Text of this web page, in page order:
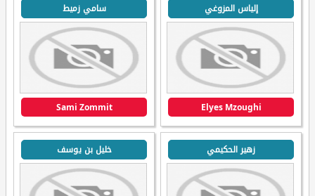
إلياس المزوغي
Elyes Mzoughi
سامي زميط
Sami Zommit
زهير الحكيمي خليل بن يوسف